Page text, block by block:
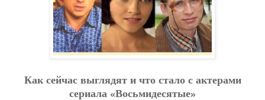
Как сейчас выглядят и что стало с актерами
сериала «Восьмидесятые»